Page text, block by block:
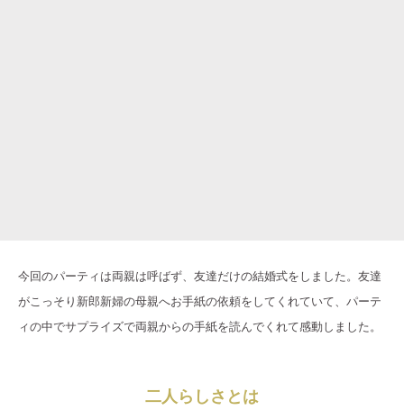
今回のパーティは両親は呼ばず、友達だけの結婚式をしました。友達
がこっそり新郎新婦の母親へお手紙の依頼をしてくれていて、パーテ
ィの中でサプライズで両親からの手紙を読んでくれて感動しました。
二人らしさとは